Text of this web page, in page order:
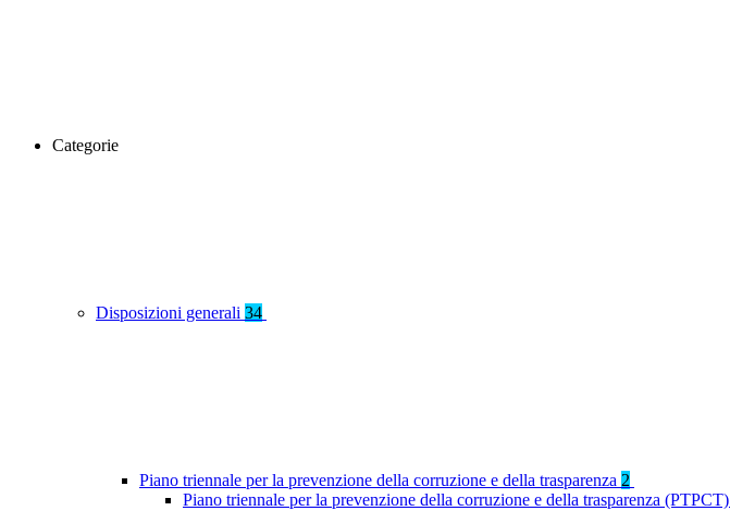
Categorie
Disposizioni generali 34
Piano triennale per la prevenzione della corruzione e della trasparenza 2
Piano triennale per la prevenzione della corruzione e della trasparenza (PTPCT)